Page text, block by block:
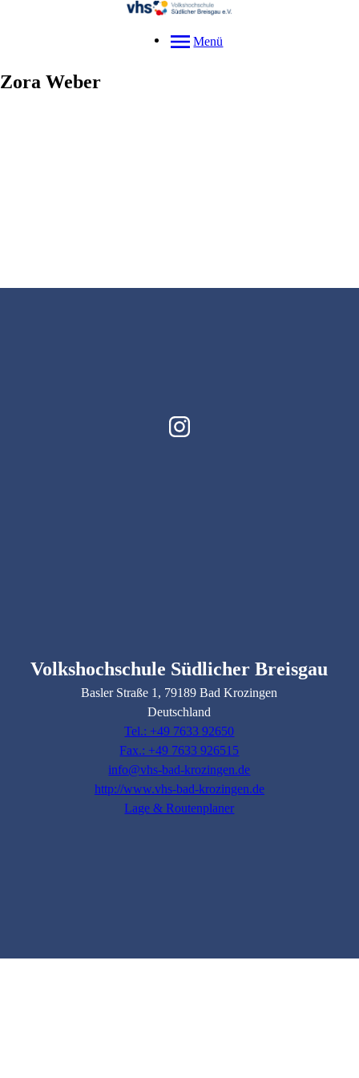
Menü
Zora Weber
Volkshochschule Südlicher Breisgau
Basler Straße 1 , 79189Bad Krozingen
Deutschland
Tel.: +49 7633 92650
Fax.: +49 7633 926515
info@vhs-bad-krozingen.de
http://www.vhs-bad-krozingen.de
Lage & Routenplaner